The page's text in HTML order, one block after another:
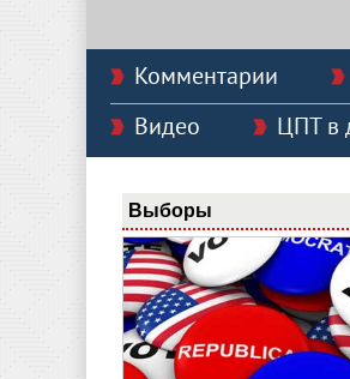
Комментарии
Видео
ЦПТ в
Выборы